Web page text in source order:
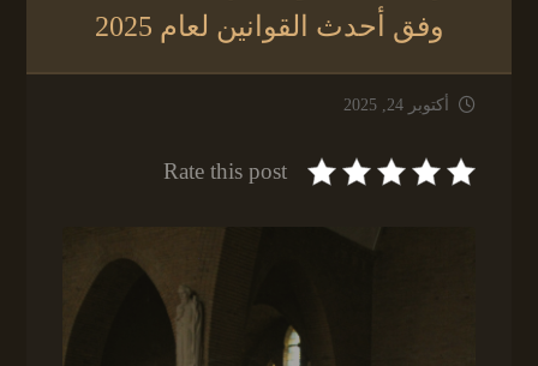
وفق أحدث القوانين لعام 2025
أكتوبر 24, 2025
Rate this post